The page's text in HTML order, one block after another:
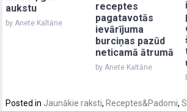
aukstu
by Anete Kaltāne
receptes
pagatavotās
ievārījuma
burciņas pazūd
neticamā ātrumā
by Anete Kaltāne
Posted in Jaunākie raksti, Receptes&Padomi,